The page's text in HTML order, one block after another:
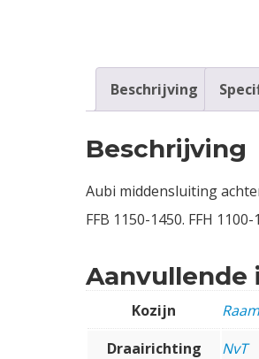
Beschrijving
Beschrijving
Aubi middensluiting
FFB 1150-1450. FFH
Aanvullende
Kozijn
Raam
Draairichting
NvT